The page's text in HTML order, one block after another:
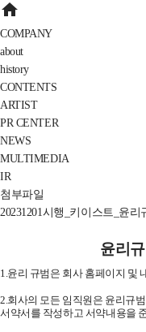
home
COMPANY
about
history
CONTENTS
ARTIST
PR CENTER
NEWS
MULTIMEDIA
IR
첨부파일
20231201시행_키이스트_윤
윤리
1. 윤리 규범은 회사 홈페이지 및
2. 회사의 모든 임직원은 윤리규범
서약서를 작성하고 서약내용을